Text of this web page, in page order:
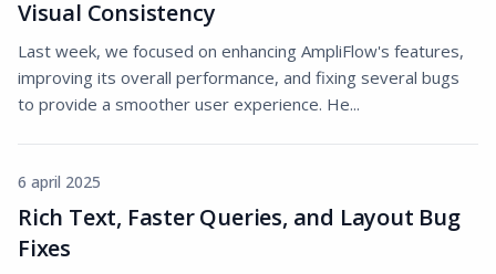
Visual Consistency
Last week, we focused on enhancing AmpliFlow's features,
improving its overall performance, and fixing several bugs
to provide a smoother user experience. He...
6 april 2025
Rich Text, Faster Queries, and Layout Bug
Fixes